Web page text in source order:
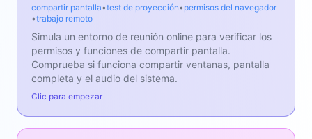
compartir pantalla•test de proyección• permisos del navegador
•trabajo remoto
Simula un entorno de reunión online para verificar los
permisos y funciones de compartir pantalla.
Comprueba si funciona compartir ventanas, pantalla
completa y el audio del sistema.
Clic para empezar